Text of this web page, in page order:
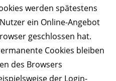
werden spätestens
ein Online-Angebot
geschlossen hat.
Cookies bleiben
des Browsers
der Login-